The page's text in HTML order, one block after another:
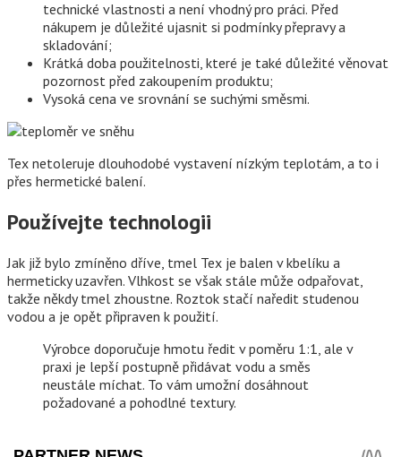
technické vlastnosti a není vhodný pro práci. Před
nákupem je důležité ujasnit si podmínky přepravy a
skladování;
Krátká doba použitelnosti, které je také důležité věnovat
pozornost před zakoupením produktu;
Vysoká cena ve srovnání se suchými směsmi.
Tex netoleruje dlouhodobé vystavení nízkým teplotám, a to i
přes hermetické balení.
Používejte technologii
Jak již bylo zmíněno dříve, tmel Tex je balen v kbelíku a
hermeticky uzavřen. Vlhkost se však stále může odpařovat,
takže někdy tmel zhoustne. Roztok stačí naředit studenou
vodou a je opět připraven k použití.
Výrobce doporučuje hmotu ředit v poměru 1:1, ale v
praxi je lepší postupně přidávat vodu a směs
neustále míchat. To vám umožní dosáhnout
požadované a pohodlné textury.